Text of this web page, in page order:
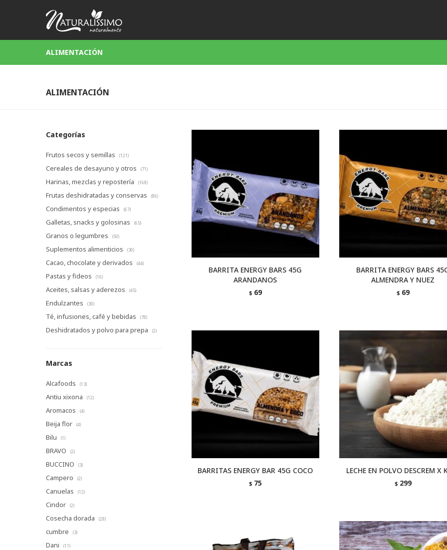
ALIMENTACIÓN
ALIMENTACIÓN
BARRITA ENERGY BARS 45G
ARANDANOS
$ 69
BARRITA ENERGY BARS
ALMENDRA Y NUEZ
$ 69
BARRITAS ENERGY BAR 45G COCO
$ 75
LECHE EN POLVO DESCREM X
$ 299
Categorías
Frutos secos y semillas (121)
Cereales de desayuno y otros (71)
Harinas, mezclas y repostería (168)
Frutas deshidratadas y conservas (86)
Condimentos y especias (67)
Galletas, snacks y golosinas (65)
Granos o legumbres (50)
Suplementos alimenticios (30)
Cacao, chocolate y derivados (44)
Pastas y fideos (16)
Aceites, salsas y aderezos (45)
Endulzantes (30)
Té, infusiones, café y bebidas (78)
Deshidratados y polvo para prepa (2)
Marcas
Alcafoods (13)
Antiu xixona (12)
Aromacos (4)
Beija flor (4)
Bilu (1)
BRAVO (2)
BUCCINO (3)
Campero (2)
Canuelas (12)
Cindor (2)
Cosecha dorada (28)
cumbre (3)
Dani (11)